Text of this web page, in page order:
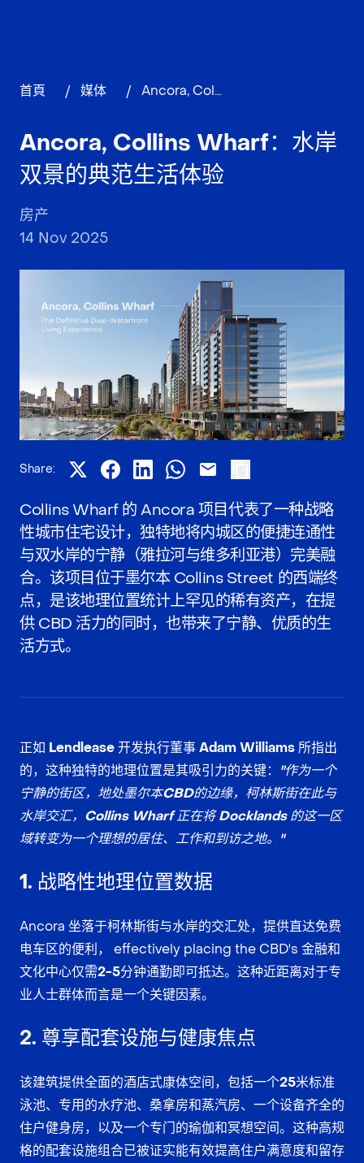
首頁 / 媒体 / Ancora, Collins Wharf：水岸双景的典范生活体验
Ancora, Collins Wharf：水岸
双景的典范生活体验
房产
14 Nov 2025
Share:
Collins Wharf 的 Ancora 项目代表了一种战略
性城市住宅设计，独特地将内城区的便捷连通性
与双水岸的宁静（雅拉河与维多利亚港）完美融
合。该项目位于墨尔本 Collins Street 的西端终
点，是该地理位置统计上罕见的稀有资产，在提
供 CBD 活力的同时，也带来了宁静、优质的生
活方式。
正如 Lendlease 开发执行董事 Adam Williams 所指出
的，这种独特的地理位置是其吸引力的关键： "作为一个
宁静的街区，地处墨尔本CBD的边缘，柯林斯街在此与
水岸交汇，Collins Wharf 正在将 Docklands 的这一区
域转变为一个理想的居住、工作和到访之地。"
1. 战略性地理位置数据
Ancora 坐落于柯林斯街与水岸的交汇处，提供直达免费
电车区的便利， effectively placing the CBD's 金融和
文化中心仅需2-5分钟通勤即可抵达。这种近距离对于专
业人士群体而言是一个关键因素。
2. 尊享配套设施与健康焦点
该建筑提供全面的酒店式康体空间，包括一个25米标准
泳池、专用的水疗池、桑拿房和蒸汽房、一个设备齐全的
住户健身房，以及一个专门的瑜伽和冥想空间。这种高规
格的配套设施组合已被证实能有效提高住户满意度和留存